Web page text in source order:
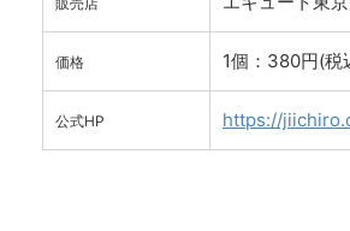
価格 1個：380円(税
公式HP https://